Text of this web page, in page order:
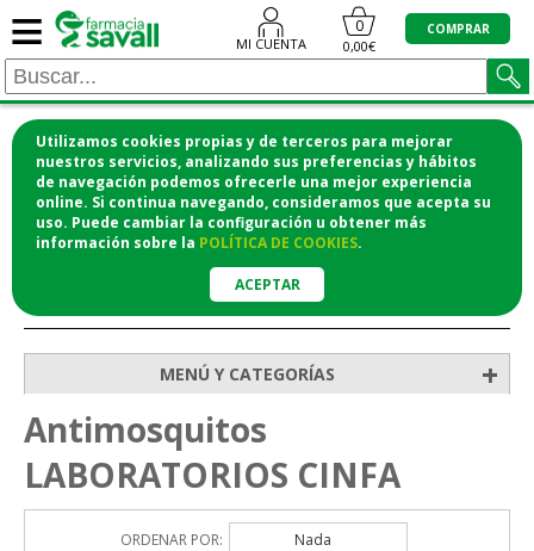
Utilizamos cookies propias y de terceros para mejorar
nuestros servicios, analizando sus preferencias y hábitos
de navegación podemos ofrecerle una mejor experiencia
online. Si continua navegando, consideramos que acepta su
uso. Puede cambiar la configuración u obtener más
información sobre la POLÍTICA DE COOKIES.
ACEPTAR
≡ MI CUENTA
0
0,00€
COMPRAR
¡COMPRA CÓMODAMENTE DESDE CASA Y RECOGE
EN LA FARMACIA!
o si lo prefieres te lo mandamos a casa
Higiene y cosmética>Cuidado corporal
MENÚ Y CATEGORÍAS +
Antimosquitos
LABORATORIOS CINFA
ORDENAR POR: Nada